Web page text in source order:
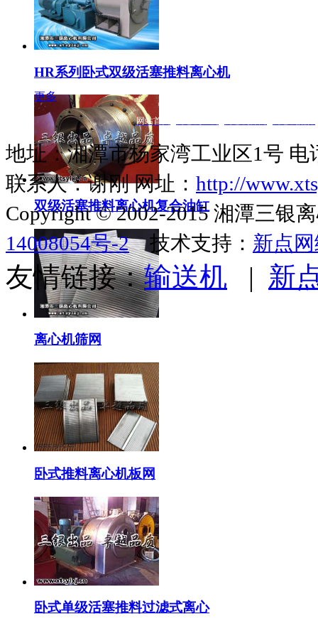
HR系列卧式双级活塞推料离心机
双级活塞推料离心机复合油缸
离心机筛网
卧式推料离心机板网
卧式单级活塞推料过滤式离心
更多
网站首页
地址：湘潭市杨家湾工业区1号 电
联系人：谢刚 网址： http://
Copyright © 2002-2015 湘潭三银
14008054号-2技术支持： 新点
友情链接：输送机 | 新